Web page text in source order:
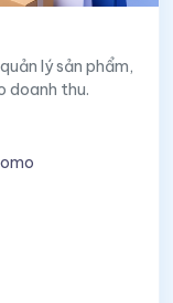
lý sản phẩm,
doanh thu.